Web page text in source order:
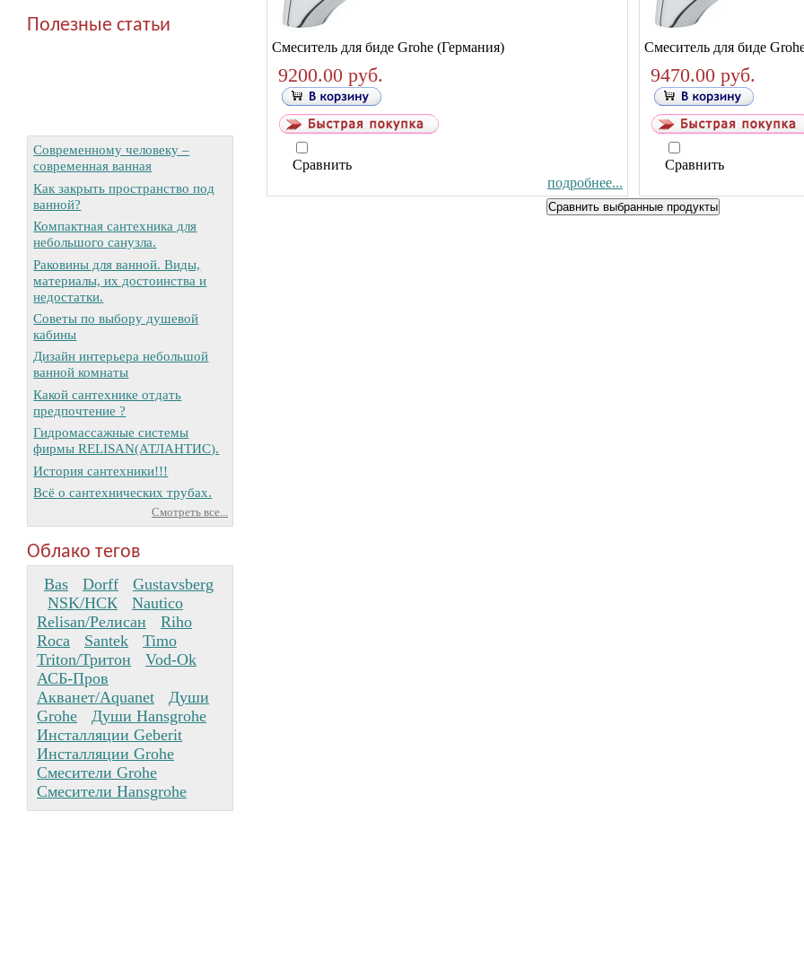
Полезные статьи
Современному человеку –
современная ванная
Как закрыть пространство под
ванной?
Компактная сантехника для
небольшого санузла.
Раковины для ванной. Виды,
материалы, их достоинства и
недостатки.
Советы по выбору душевой
кабины
Дизайн интерьера небольшой
ванной комнаты
Какой сантехнике отдать
предпочтение ?
Гидромассажные системы
фирмы RELISAN(АТЛАНТИС).
История сантехники!!!
Всё о сантехнических трубах.
Смотреть все...
Облако тегов
Bas Dorff
Gustavsberg
NSK/НСК
Nautico
Relisan/Релисан
Riho
Roca
Santek
Timo
Triton/Тритон
Vod-Ok
АСБ-Пров
Акванет/Aquanet
Души
Grohe
Души Hansgrohe
Инсталляции Geberit
Инсталляции Grohe
Смесители Grohe
Смесители Hansgrohe
Смеситель для биде Grohe (Германия)
9200.00 руб.
Сравнить
подробнее...
Смеситель для биде
9470.00 руб.
Сравнить